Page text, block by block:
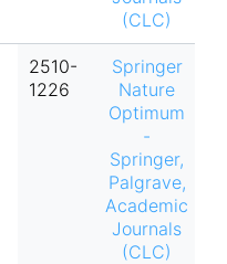
(CLC)
2510-
1226
Springer
Nature
Optimum
-
Springer,
Palgrave,
Academic
Journals
(CLC)